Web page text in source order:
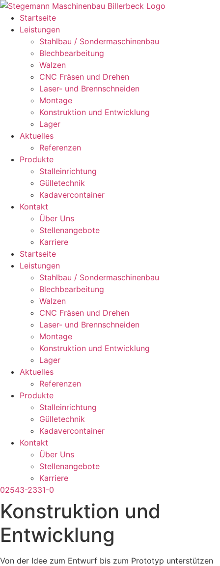
Zum
Inhalt
springen
Startseite
Leistungen
Stahlbau / Sondermaschinenbau
Blechbearbeitung
Walzen
CNC Fräsen und Drehen
Laser- und Brennschneiden
Montage
Konstruktion und Entwicklung
Lager
Aktuelles
Referenzen
Produkte
Stalleinrichtung
Gülletechnik
Kadavercontainer
Kontakt
Über Uns
Stellenangebote
Karriere
Startseite
Leistungen
Stahlbau / Sondermaschinenbau
Blechbearbeitung
Walzen
CNC Fräsen und Drehen
Laser- und Brennschneiden
Montage
Konstruktion und Entwicklung
Lager
Aktuelles
Referenzen
Produkte
Stalleinrichtung
Gülletechnik
Kadavercontainer
Kontakt
Über Uns
Stellenangebote
Karriere
02543-2331-0
Konstruktion und
Entwicklung
Von der Idee zum Entwurf bis zum Prototyp unterstützen